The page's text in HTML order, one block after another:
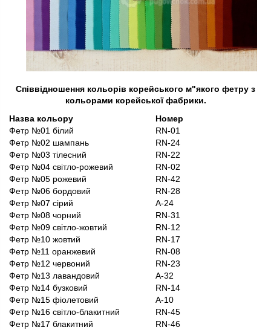
Співвідношення кольорів корейського м"якого фетру з
кольорами корейської фабрики.
Назва кольору
Номер
Фетр №01 білий
RN-01
Фетр №02 шампань
RN-24
Фетр №03 тілесний
RN-22
Фетр №04 світло-рожевий
RN-02
Фетр №05 рожевий
RN-42
Фетр №06 бордовий
RN-28
Фетр №07 сірий
A-24
Фетр №08 чорний
RN-31
Фетр №09 світло-жовтий
RN-12
Фетр №10 жовтий
RN-17
Фетр №11 оранжевий
RN-08
Фетр №12 червоний
RN-23
Фетр №13 лавандовий
A-32
Фетр №14 бузковий
RN-14
Фетр №15 фіолетовий
A-10
Фетр №16 світло-блакитний
RN-45
Фетр №17 блакитний
RN-46